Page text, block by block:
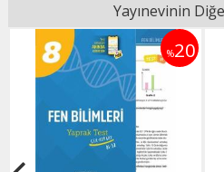
Yayınevinin
%20